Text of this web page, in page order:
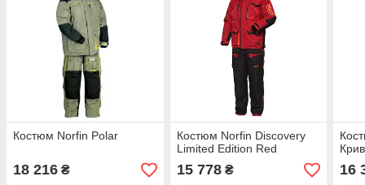
Костюм Norfin Polar
18 216 ₴
Костюм Norfin Discovery
Limited Edition Red
15 778₴ 16